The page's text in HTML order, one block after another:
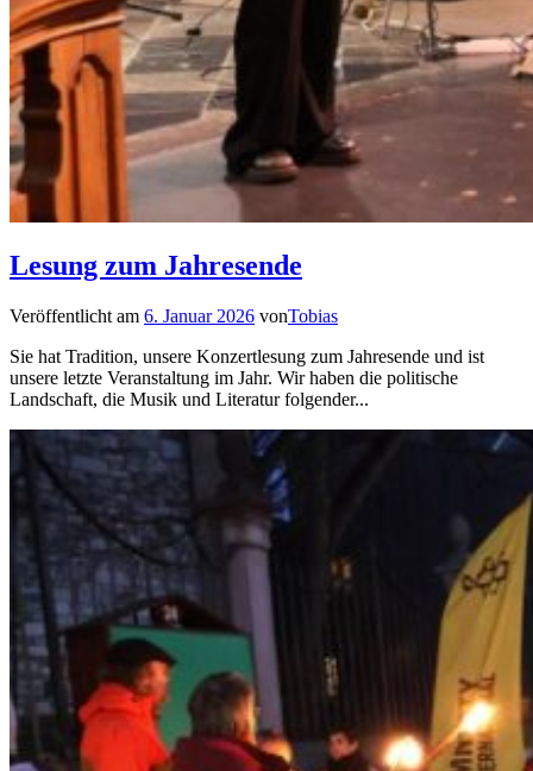
Lesung zum Jahresende
Veröffentlicht am 6. Januar 2026 vonTobias
Sie hat Tradition, unsere Konzertlesung zum Jahresende und ist
unsere letzte Veranstaltung im Jahr. Wir haben die politische
Landschaft, die Musik und Literatur folgender...